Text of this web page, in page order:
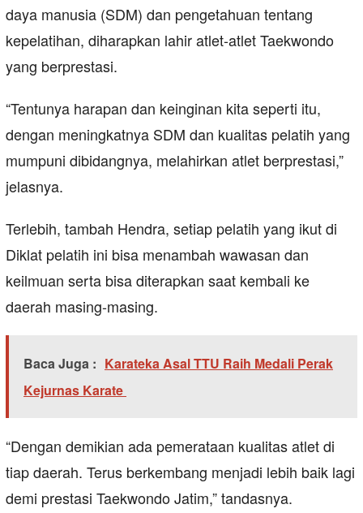
daya manusia (SDM) dan pengetahuan tentang
kepelatihan, diharapkan lahir atlet-atlet Taekwondo
yang berprestasi.
“Tentunya harapan dan keinginan kita seperti itu,
dengan meningkatnya SDM dan kualitas pelatih yang
mumpuni dibidangnya, melahirkan atlet berprestasi,”
jelasnya.
Terlebih, tambah Hendra, setiap pelatih yang ikut di
Diklat pelatih ini bisa menambah wawasan dan
keilmuan serta bisa diterapkan saat kembali ke
daerah masing-masing.
Baca Juga : Karateka Asal TTU Raih Medali Perak
Kejurnas Karate
“Dengan demikian ada pemerataan kualitas atlet di
tiap daerah. Terus berkembang menjadi lebih baik lagi
demi prestasi Taekwondo Jatim,” tandasnya.